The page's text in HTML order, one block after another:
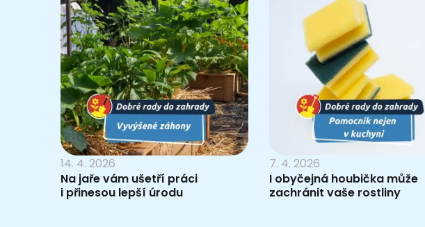
14. 4. 2026
Na jaře vám ušetří práci
i přinesou lepší úrodu
7. 4. 2026
I obyčejná houbička může
zachránit vaše rostliny